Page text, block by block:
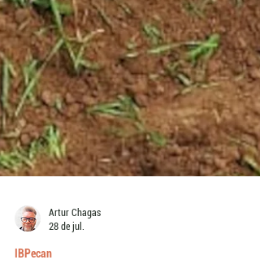
Artur Chagas